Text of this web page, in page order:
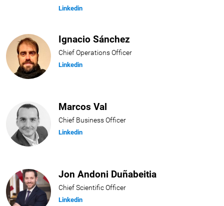
Linkedin
Ignacio Sánchez
Chief Operations Officer
Linkedin
Marcos Val
Chief Business Officer
Linkedin
Jon Andoni Duñabeitia
Chief Scientific Officer
Linkedin